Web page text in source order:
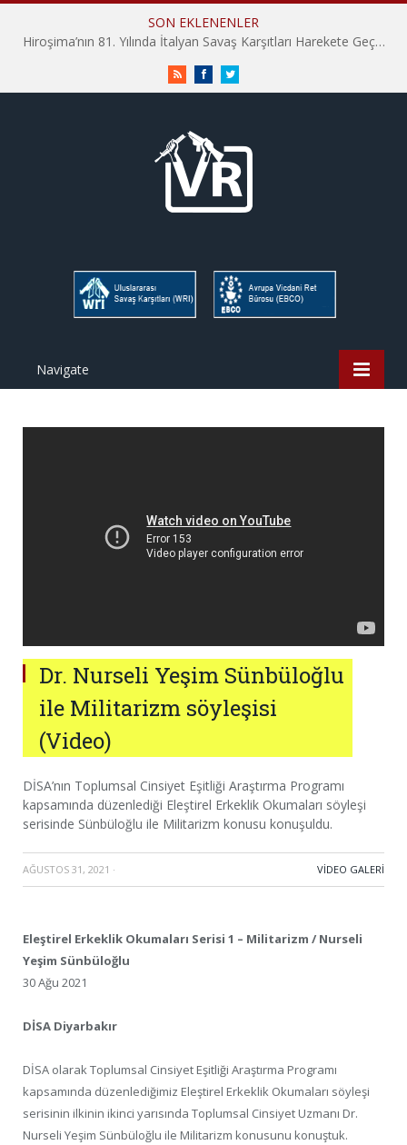
SON EKLENENLER
Hiroşima’nın 81. Yılında İtalyan Savaş Karşıtları Harekete Geçti: “Hatırlamak yeterli değil”
RSS FacebookTwitter
Navigate
Dr. Nurseli Yeşim Sünbüloğlu
ile Militarizm söyleşisi
(Video)
DİSA’nın Toplumsal Cinsiyet Eşitliği Araştırma Programı
kapsamında düzenlediği Eleştirel Erkeklik Okumaları söyleşi
serisinde Sünbüloğlu ile Militarizm konusu konuşuldu.
AĞUSTOS 31, 2021 · VIDEO GALERI
Eleştirel Erkeklik Okumaları Serisi 1 – Militarizm / Nurseli
Yeşim Sünbüloğlu
30 Ağu 2021
DİSA Diyarbakır
DİSA olarak Toplumsal Cinsiyet Eşitliği Araştırma Programı
kapsamında düzenlediğimiz Eleştirel Erkeklik Okumaları söyleşi
serisinin ilkinin ikinci yarısında Toplumsal Cinsiyet Uzmanı Dr.
Nurseli Yeşim Sünbüloğlu ile Militarizm konusunu konuştuk.